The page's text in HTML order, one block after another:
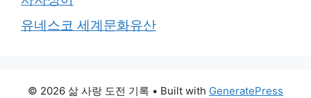
유네스코 세계문화유산
© 2026 삶 사랑 도전 기록 • Built with GeneratePress